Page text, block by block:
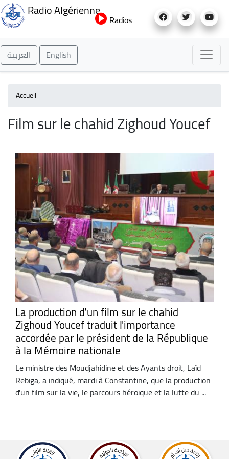
au
Radio Algérienne
Radios
العربية English
Accueil
Film sur le chahid Zighoud Youcef
La production d’un film sur le chahid
Zighoud Youcef traduit l'importance
accordée par le président de la République
à la Mémoire nationale
Le ministre des Moudjahidine et des Ayants droit, Laïd
Rebiga, a indiqué, mardi à Constantine, que la production
d'un film sur la vie, le parcours héroïque et la lutte du ...